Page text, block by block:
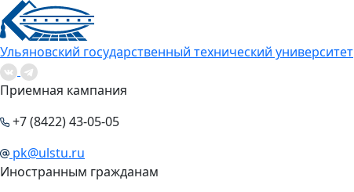
Ульяновский государственный технический университет
Приемная кампания
+7 (8422) 43-05-05
pk@ulstu.ru
Иностранным гражданам